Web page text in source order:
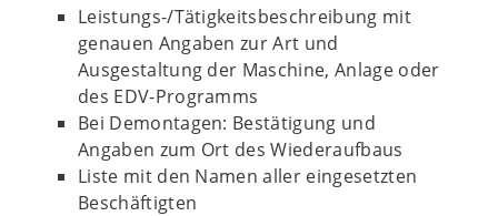
Leistungs-/Tätigkeitsbeschreibung mit
genauen Angaben zur Art und
Ausgestaltung der Maschine, Anlage oder
des EDV-Programms
Bei Demontagen: Bestätigung und
Angaben zum Ort des Wiederaufbaus
Liste mit den Namen aller eingesetzten
Beschäftigten